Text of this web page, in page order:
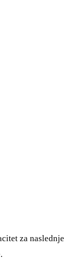
za naslednje